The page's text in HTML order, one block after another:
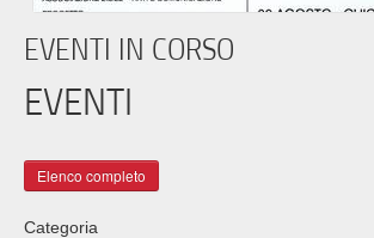
EVENTI IN CORSO
EVENTI
Categoria